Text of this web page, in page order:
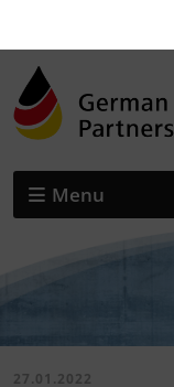
Menu
27.01.2022